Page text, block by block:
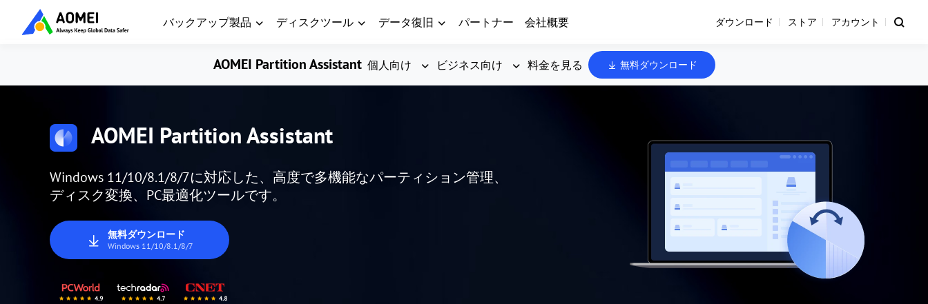
バックアップ製品 ディスクツール データ復旧 パートナー 会社概要 ダウンロード ストア アカウント
AOMEI Partition Assistant 個人向け ビジネス向け 料金を見る 無料ダウンロード
AOMEI Partition Assistant
Windows 11/10/8.1/8/7に対応した、高度で多機能なパーティション管理、
ディスク変換、PC最適化ツールです。
無料ダウンロード
Windows 11/10/8.1/8/7